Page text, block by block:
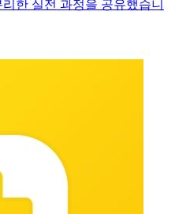
한 실전 과정을 공유했습니